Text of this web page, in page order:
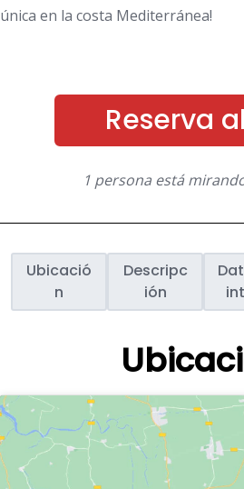
única en la costa Mediterránea!
Reserva
1 persona está
Ubicació
n
Descripc
ión